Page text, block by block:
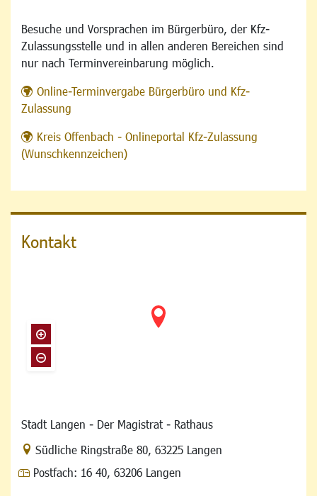
Besuche und Vorsprachen im Bürgerbüro, der Kfz-
Zulassungsstelle und in allen anderen Bereichen sind
nur nach Terminvereinbarung möglich.
Online-Terminvergabe Bürgerbüro und Kfz-
Zulassung
Kreis Offenbach - Onlineportal Kfz-Zulassung
(Wunschkennzeichen)
Kontakt
Stadt Langen - Der Magistrat - Rathaus
Link zur Google-Maps Navigation
Südliche Ringstraße 80, 63225 Langen
Postfach: 16 40, 63206 Langen